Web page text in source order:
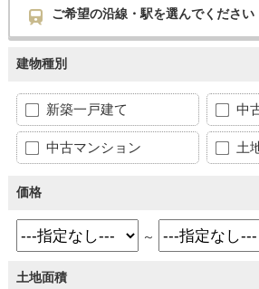
ご希望の沿線・駅を選んでください
建物種別
新築一戸建て 中
中古マンション 土
価格
～
土地面積